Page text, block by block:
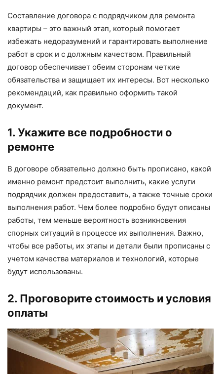
Составление договора с подрядчиком для ремонта
квартиры – это важный этап, который помогает
избежать недоразумений и гарантировать выполнение
работ в срок и с должным качеством. Правильный
договор обеспечивает обеим сторонам четкие
обязательства и защищает их интересы. Вот несколько
рекомендаций, как правильно оформить такой
документ.
1. Укажите все подробности о
ремонте
В договоре обязательно должно быть прописано, какой
именно ремонт предстоит выполнить, какие услуги
подрядчик должен предоставить, а также точные сроки
выполнения работ. Чем более подробно будут описаны
работы, тем меньше вероятность возникновения
спорных ситуаций в процессе их выполнения. Важно,
чтобы все работы, их этапы и детали были прописаны с
учетом качества материалов и технологий, которые
будут использованы.
2. Проговорите стоимость и условия
оплаты